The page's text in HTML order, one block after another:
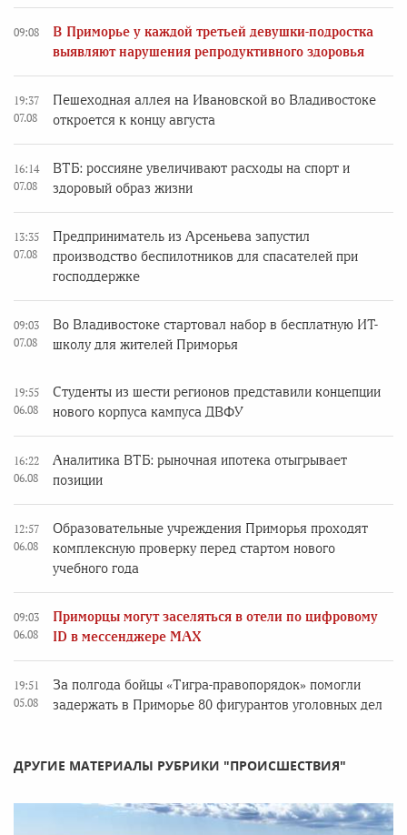
09:08
В Приморье у каждой третьей девушки-подростка
выявляют нарушения репродуктивного здоровья
19:37
07.08
Пешеходная аллея на Ивановской во Владивостоке
откроется к концу августа
16:14
07.08
ВТБ: россияне увеличивают расходы на спорт и
здоровый образ жизни
13:35
07.08
Предприниматель из Арсеньева запустил
производство беспилотников для спасателей при
господдержке
09:03
07.08
Во Владивостоке стартовал набор в бесплатную ИТ-
школу для жителей Приморья
19:55
06.08
Студенты из шести регионов представили концепции
нового корпуса кампуса ДВФУ
16:22
06.08
Аналитика ВТБ: рыночная ипотека отыгрывает
позиции
12:57
06.08
Образовательные учреждения Приморья проходят
комплексную проверку перед стартом нового
учебного года
09:03
06.08
Приморцы могут заселяться в отели по цифровому
ID в мессенджере MAX
19:51
05.08
За полгода бойцы «Тигра-правопорядок» помогли
задержать в Приморье 80 фигурантов уголовных дел
ДРУГИЕ МАТЕРИАЛЫ РУБРИКИ "ПРОИСШЕСТВИЯ"